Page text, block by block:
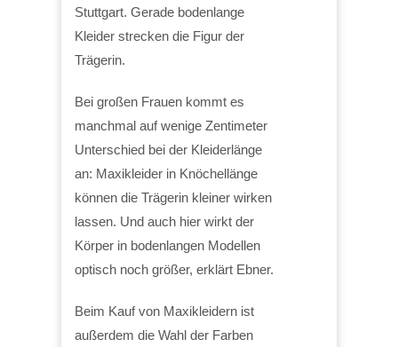
Stuttgart. Gerade bodenlange
Kleider strecken die Figur der
Trägerin.
Bei großen Frauen kommt es
manchmal auf wenige Zentimeter
Unterschied bei der Kleiderlänge
an: Maxikleider in Knöchellänge
können die Trägerin kleiner wirken
lassen. Und auch hier wirkt der
Körper in bodenlangen Modellen
optisch noch größer, erklärt Ebner.
Beim Kauf von Maxikleidern ist
außerdem die Wahl der Farben